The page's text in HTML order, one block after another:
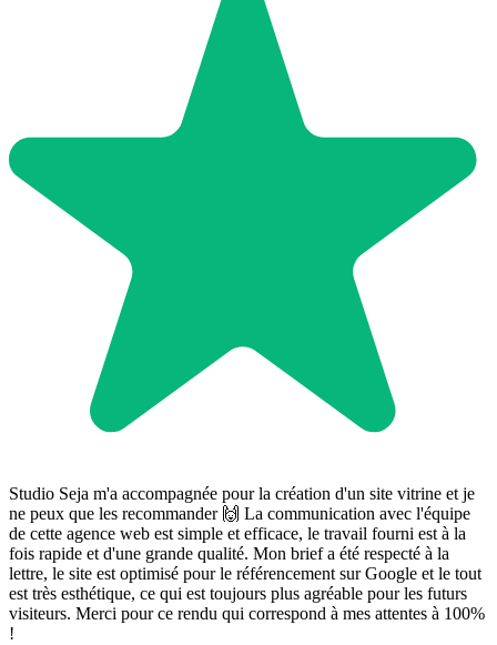
Studio Seja m'a accompagnée pour la création d'un site vitrine et je
ne peux que les recommander 🙌 La communication avec l'équipe
de cette agence web est simple et efficace, le travail fourni est à la
fois rapide et d'une grande qualité. Mon brief a été respecté à la
lettre, le site est optimisé pour le référencement sur Google et le tout
est très esthétique, ce qui est toujours plus agréable pour les futurs
visiteurs. Merci pour ce rendu qui correspond à mes attentes à 100%
!